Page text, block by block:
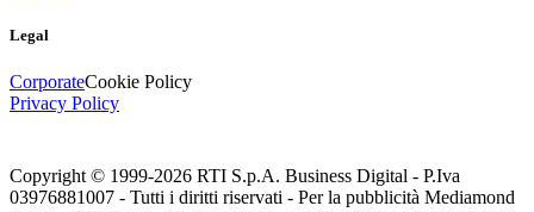
Legal
CorporateCookie Policy
Privacy Policy
Copyright © 1999-2026 RTI S.p.A. Business Digital - P.Iva
03976881007 - Tutti i diritti riservati - Per la pubblicità Mediamond